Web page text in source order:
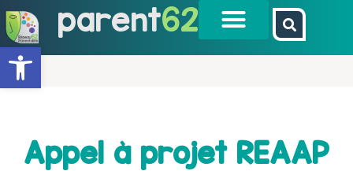
Ouvrir la barre d’outils
parent62
Appel à projet REAAP